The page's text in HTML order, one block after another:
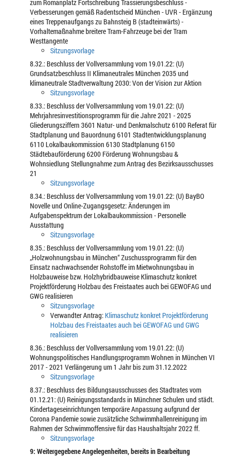
zum Romanplatz Fortschreibung Trassierungsbeschluss -
Verbesserungen gemäß Radentscheid München - UVR - Ergänzung
eines Treppenaufgangs zu Bahnsteig B (stadteinwärts) -
Vorhaltemaßnahme breitere Tram-Fahrzeuge bei der Tram
Westtangente
Sitzungsvorlage
8.32.: Beschluss der Vollversammlung vom 19.01.22: (U)
Grundsatzbeschluss II Klimaneutrales München 2035 und
klimaneutrale Stadtverwaltung 2030: Von der Vision zur Aktion
Sitzungsvorlage
8.33.: Beschluss der Vollversammlung vom 19.01.22: (U)
Mehrjahresinvestitionsprogramm für die Jahre 2021 - 2025
Gliederungsziffern 3601 Natur- und Denkmalschutz 6100 Referat für
Stadtplanung und Bauordnung 6101 Stadtentwicklungsplanung
6110 Lokalbaukommission 6130 Stadtplanung 6150
Städtebauförderung 6200 Förderung Wohnungsbau &
Wohnsiedlung Stellungnahme zum Antrag des Bezirksausschusses
21
Sitzungsvorlage
8.34.: Beschluss der Vollversammlung vom 19.01.22: (U) BayBO
Novelle und Online-Zugangsgesetz: Änderungen im
Aufgabenspektrum der Lokalbaukommission - Personelle
Ausstattung
Sitzungsvorlage
8.35.: Beschluss der Vollversammlung vom 19.01.22: (U)
„Holzwohnungsbau in München“ Zuschussprogramm für den
Einsatz nachwachsender Rohstoffe im Mietwohnungsbau in
Holzbauweise bzw. Holzhybridbauweise Klimaschutz konkret
Projektförderung Holzbau des Freistaates auch bei GEWOFAG und
GWG realisieren
Sitzungsvorlage
Verwandter Antrag: Klimaschutz konkret Projektförderung
Holzbau des Freistaates auch bei GEWOFAG und GWG
realisieren
8.36.: Beschluss der Vollversammlung vom 19.01.22: (U)
Wohnungspolitisches Handlungsprogramm Wohnen in München VI
2017 - 2021 Verlängerung um 1 Jahr bis zum 31.12.2022
Sitzungsvorlage
8.37.: Beschluss des Bildungsausschusses des Stadtrates vom
01.12.21: (U) Reinigungsstandards in Münchner Schulen und städt.
Kindertageseinrichtungen temporäre Anpassung aufgrund der
Corona Pandemie sowie zusätzliche Schwimmhallenreinigung im
Rahmen der Schwimmoffensive für das Haushaltsjahr 2022 ff.
Sitzungsvorlage
9: Weitergegebene Angelegenheiten, bereits in Bearbeitung